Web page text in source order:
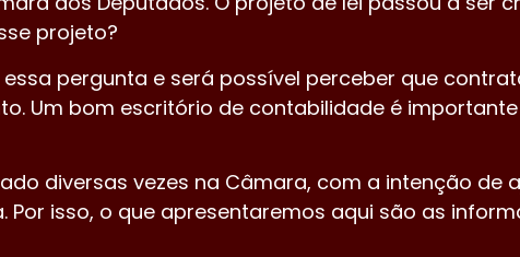
projeto?
pergunta e será possível perceber que
Um bom escritório de contabilidade é
diversas vezes na Câmara, com a intenção de
Por isso, o que apresentaremos aqui são as